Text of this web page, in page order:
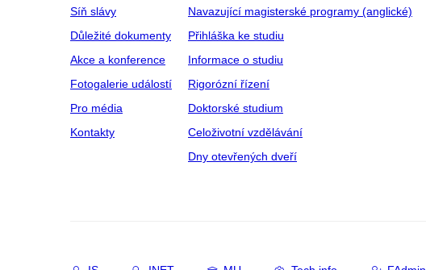
Síň slávy
Důležité dokumenty
Akce a konference
Fotogalerie událostí
Pro média
Kontakty
Navazující magisterské programy (anglické)
Přihláška ke studiu
Informace o studiu
Rigorózní řízení
Doktorské studium
Celoživotní vzdělávání
Dny otevřených dveří